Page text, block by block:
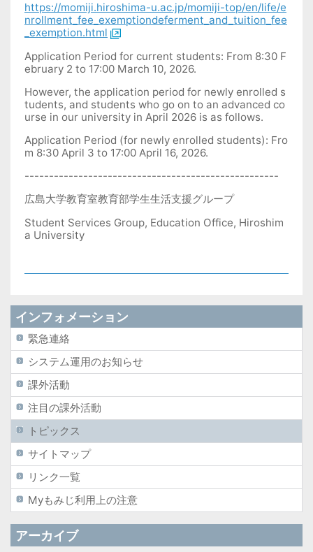
https://momiji.hiroshima-u.ac.jp/momiji-top/en/life/e
nrollment_fee_exemptiondeferment_and_tuition_fee
_exemption.html
Application Period for current students: From 8:30 F
ebruary 2 to 17:00 March 10, 2026.
However, the application period for newly enrolled s
tudents, and students who go on to an advanced co
urse in our university in April 2026 is as follows.
Application Period (for newly enrolled students): Fro
m 8:30 April 3 to 17:00 April 16, 2026.
----------------------------------------------------
広島大学教育室教育部学生生活支援グループ
Student Services Group, Education Office, Hiroshim
a University
インフォメーション
緊急連絡
システム運用のお知らせ
課外活動
注目の課外活動
トピックス
サイトマップ
リンク一覧
Myもみじ利用上の注意
アーカイブ